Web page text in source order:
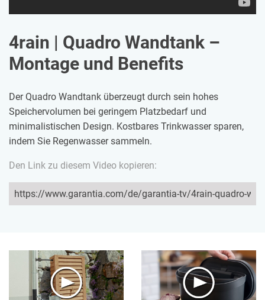
4rain | Quadro Wandtank –
Montage und Benefits
Der Quadro Wandtank überzeugt durch sein hohes
Speichervolumen bei geringem Platzbedarf und
minimalistischen Design. Kostbares Trinkwasser sparen,
indem Sie Regenwasser sammeln.
Den Link zu diesem Video kopieren: